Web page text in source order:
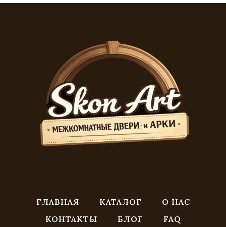
ГЛАВНАЯ КАТАЛОГ
О НАС
КОНТАКТЫ
БЛОГ FAQ